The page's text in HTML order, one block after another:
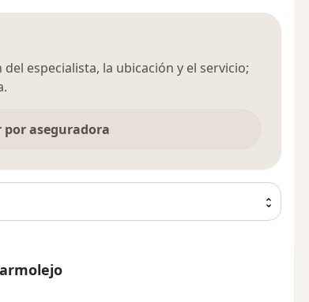
especialista, la ubicación y el servicio;
aseguradora